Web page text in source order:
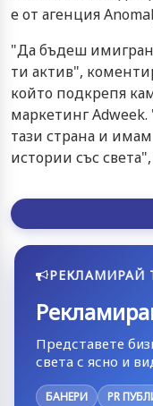
е от агенция
"Да бъдеш
ти актив",
който подкрепя
маркетинг
тази страна и
истории със
РЕКЛАМИРАЙ
Представете
света с ясно и
БАНЕРИ PR